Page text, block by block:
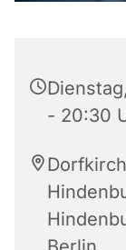
- 20:30